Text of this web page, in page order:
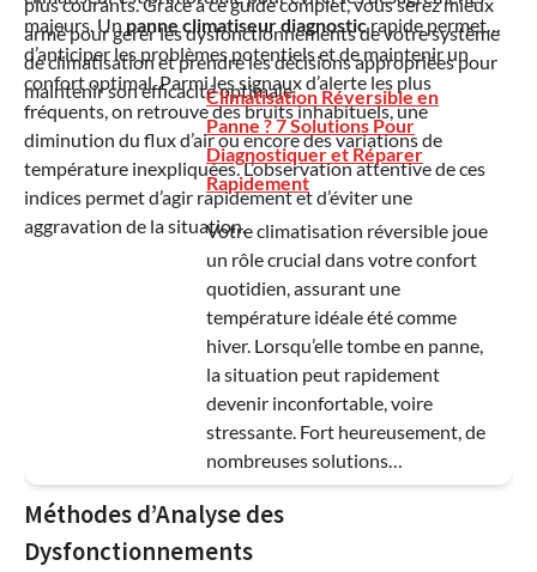
armé pour gérer les dysfonctionnements de votre système
de climatisation et prendre les décisions appropriées pour
maintenir son efficacité optimale.
majeurs. Un panne climatiseur diagnosticrapide permet
d’anticiper les problèmes potentiels et de maintenir un
confort optimal. Parmi les signaux d’alerte les plus
fréquents, on retrouve des bruits inhabituels, une
diminution du flux d’air ou encore des variations de
température inexpliquées. L’observation attentive de ces
indices permet d’agir rapidement et d’éviter une
aggravation de la situation.
Climatisation Réversible en
Panne ? 7 Solutions Pour
Diagnostiquer et Réparer
Rapidement
Votre climatisation réversible joue
un rôle crucial dans votre confort
quotidien, assurant une
température idéale été comme
hiver. Lorsqu’elle tombe en panne,
la situation peut rapidement
devenir inconfortable, voire
stressante. Fort heureusement, de
nombreuses solutions…
Méthodes d’Analyse des
Dysfonctionnements